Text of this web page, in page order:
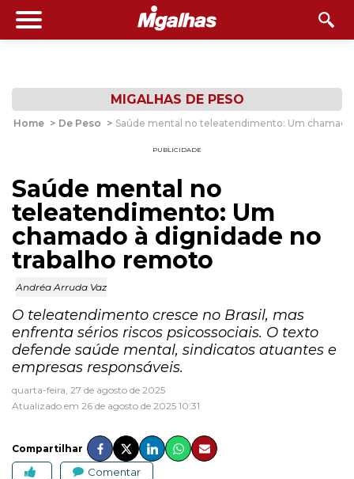
MIGALHAS DE PESO
Home > De Peso > Saúde mental no teleatendimento: Um
PUBLICIDADE
Saúde mental no
teleatendimento: Um
chamado à dignidade no
trabalho remoto
Andréa Arruda Vaz
O teleatendimento cresce no Brasil, mas
enfrenta sérios riscos psicossociais. O texto
defende saúde mental, sindicatos atuantes e
empresas responsáveis.
quarta-feira, 27 de agosto de 2025
Atualizado em 26 de agosto de 2025 10:31
Compartilhar
Comentar